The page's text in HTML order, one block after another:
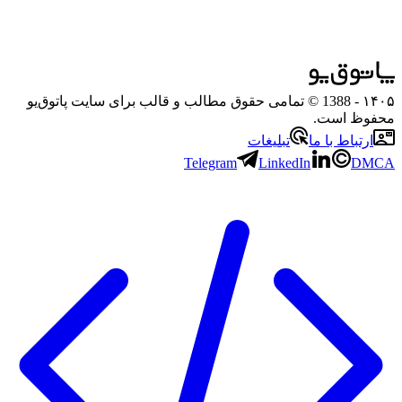
۱۴۰۵
- 1388 © تمامی حقوق مطالب و قالب برای سایت پاتوق‌یو
محفوظ است.
ارتباط با ما
تبلیغات
Telegram
LinkedIn DMCA